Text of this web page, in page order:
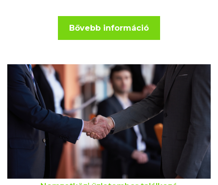
Bővebb információ